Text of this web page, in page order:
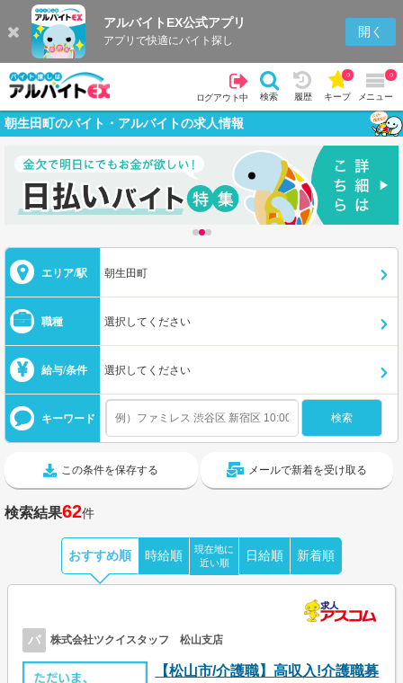
アルバイトEX公式アプリ
アプリで快適にバイト探し
開く
ログアウト中 検索 履歴 キープ
0
メニュー
0
朝生田町のバイト・アルバイトの求人情報
エリア/駅 朝生田町
職種 選択してください
給与/条件 選択してください
キーワード
この条件を保存する メールで新着を受け取る
検索結果62件
おすすめ順 時給順
現在地に
近い順
日給順 新着順
パ 株式会社ツクイスタッフ 松山支店
【松山市/介護職】高収入!介護職募